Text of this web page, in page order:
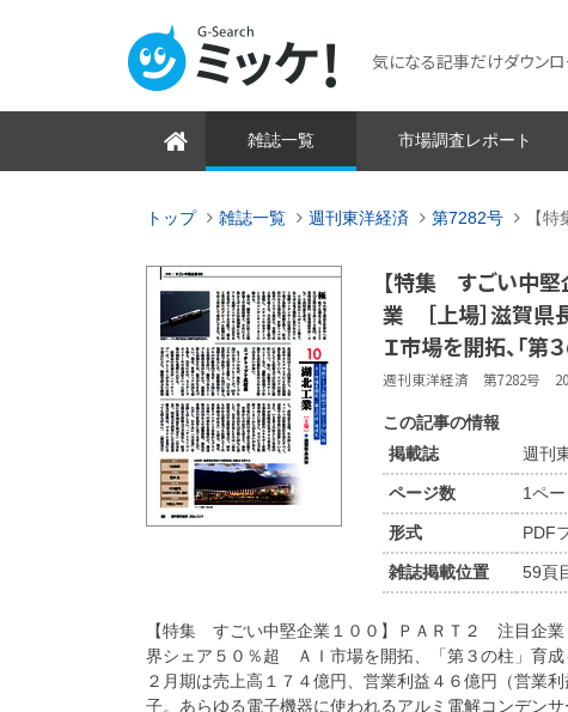
気になる記事だけダウンロ
雑誌一覧 市場調査レポート
トップ 雑誌一覧 週刊東洋経済 第7282号 【
【特集 すごい中堅
業 ［上場］滋賀
Ｉ市場を開拓、「第
週刊東洋経済 第7282号
この記事の情報
掲載誌
週刊
ページ数 1ペ
形式 PDF
雑誌掲載位置 59頁
【特集 すごい中堅企業１００】ＰＡＲＴ２ 注目
界シェア５０％超 ＡＩ市場を開拓、「第３の柱」育
２月期は売上高１７４億円、営業利益４６億円（営業
子。あらゆる電子機器に使われるアルミ電解コンデン